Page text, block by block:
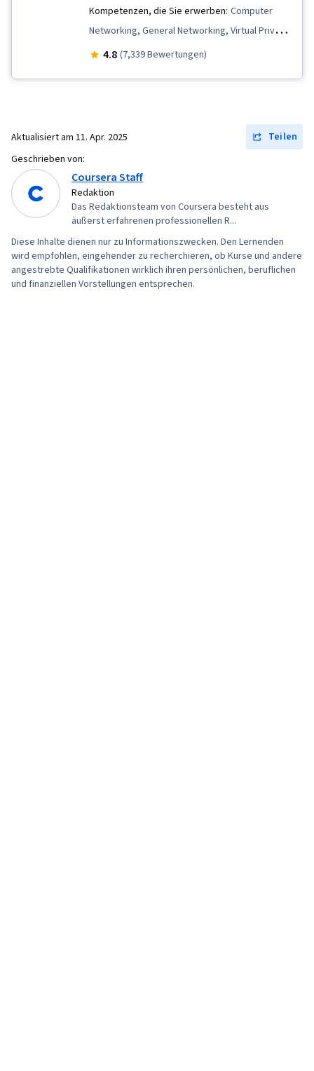
Vernetzung, Paket- und Softwareverwaltung,
Interviewing-Fähigkeiten, Web-Präsenz, IT-
Infrastruktur, TCP/IP, Systemverwaltung,
Wiederherstellung im Katastrophenfall, Cloud
Computing, Server, Cloud-Infrastruktur,
Datenspeicherung, Netzinfrastruktur, Cloud-
Management, System-Konfiguration,
Technische Beratung, Linux-Befehle,
Betriebssysteme, Fernzugriffssysteme,
Benutzerkonten, OS Prozessmanagement,
Dateisysteme, Installation der Software,
Systemüberwachung, Dateiverwaltung,
Kompetenzen, die Sie erwerben: Computer
Networking, General Networking, Virtual Private
Networks (VPN), Firewall, Cybersecurity,
TCP/IP, Cloud Computing, Network Model,
Vulnerability Assessments, Hardening, Cloud
4.8 (7,339 Bewertungen)
Aktualisiert am 11. Apr. 2025
Teilen
Geschrieben von:
Coursera Staff
Redaktion
Das Redaktionsteam von Coursera besteht aus
äußerst erfahrenen professionellen R...
Diese Inhalte dienen nur zu Informationszwecken. Den Lernenden
wird empfohlen, eingehender zu recherchieren, ob Kurse und andere
angestrebte Qualifikationen wirklich ihren persönlichen, beruflichen
und finanziellen Vorstellungen entsprechen.